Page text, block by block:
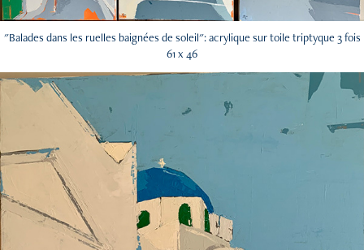
"Balades dans les ruelles baignées de soleil": acrylique sur toile triptyque 3 fois
61 x 46